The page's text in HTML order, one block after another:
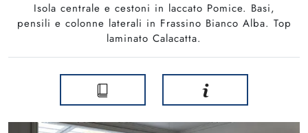
Isola centrale e cestoni in laccato Pomice. Basi,
pensili e colonne laterali in Frassino Bianco Alba. Top
laminato Calacatta.